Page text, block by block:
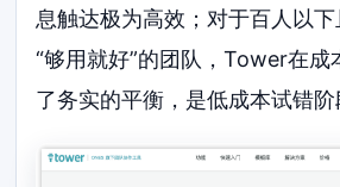
息触达极为高效；对于百人以
“够用就好”的团队，Tower在成
了务实的平衡，是低成本试错阶